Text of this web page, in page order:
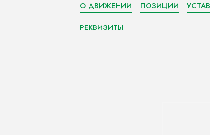
О ДВИЖЕНИИ ПОЗИЦИИ УСТАВ
РЕКВИЗИТЫ